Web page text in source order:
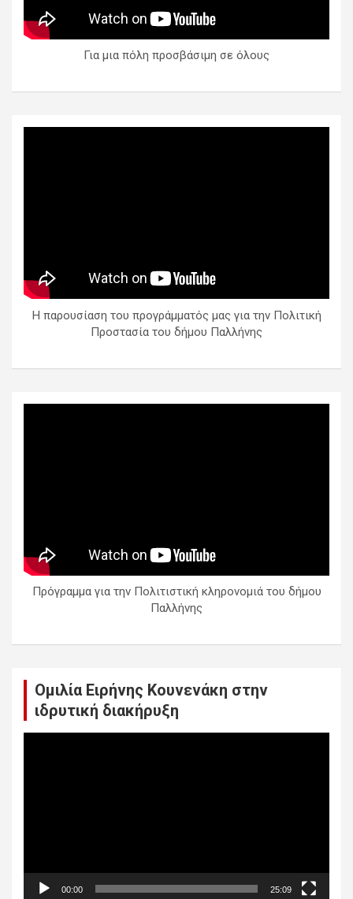
Για μια πόλη προσβάσιμη σε όλους
Η παρουσίαση του προγράμματός μας για την Πολιτική
Προστασία του δήμου Παλλήνης
Πρόγραμμα για την Πολιτιστική κληρονομιά του δήμου
Παλλήνης
Ομιλία Ειρήνης Κουνενάκη στην
ιδρυτική διακήρυξη
00:00 25:09